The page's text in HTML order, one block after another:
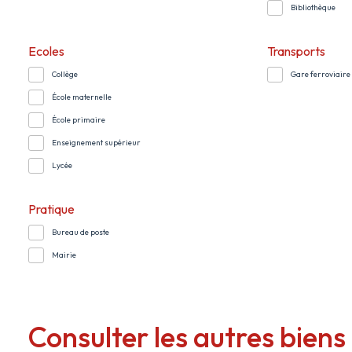
Bibliothèque
Ecoles
Collège
École maternelle
École primaire
Enseignement supérieur
Lycée
Transports
Gare ferroviaire
Pratique
Bureau de poste
Mairie
Consulter les autres biens